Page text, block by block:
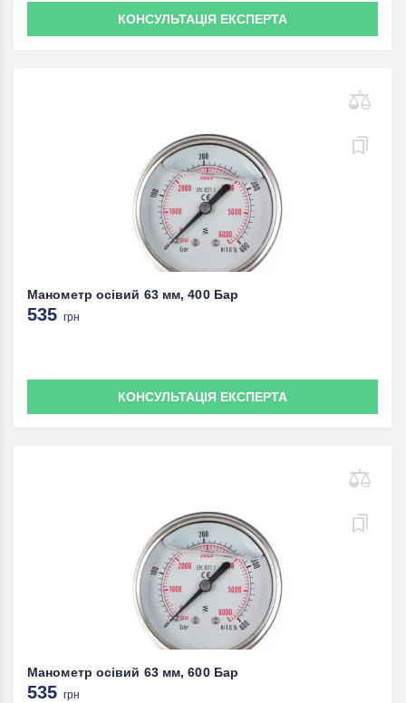
КОНСУЛЬТАЦІЯ ЕКСПЕРТА
Манометр осівий 63 мм, 400 Бар
535 грн
КОНСУЛЬТАЦІЯ ЕКСПЕРТА
Манометр осівий 63 мм, 600 Бар
535 грн